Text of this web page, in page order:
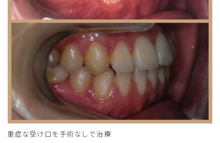
重症な受け口を手術なしで治療